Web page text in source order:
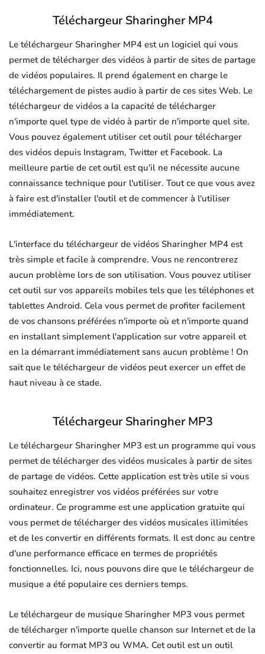
Téléchargeur Sharingher MP4
Le téléchargeur Sharingher MP4 est un logiciel qui vous
permet de télécharger des vidéos à partir de sites de partage
de vidéos populaires. Il prend également en charge le
téléchargement de pistes audio à partir de ces sites Web. Le
téléchargeur de vidéos a la capacité de télécharger
n'importe quel type de vidéo à partir de n'importe quel site.
Vous pouvez également utiliser cet outil pour télécharger
des vidéos depuis Instagram, Twitter et Facebook. La
meilleure partie de cet outil est qu'il ne nécessite aucune
connaissance technique pour l'utiliser. Tout ce que vous avez
à faire est d'installer l'outil et de commencer à l'utiliser
immédiatement.
L'interface du téléchargeur de vidéos Sharingher MP4 est
très simple et facile à comprendre. Vous ne rencontrerez
aucun problème lors de son utilisation. Vous pouvez utiliser
cet outil sur vos appareils mobiles tels que les téléphones et
tablettes Android. Cela vous permet de profiter facilement
de vos chansons préférées n'importe où et n'importe quand
en installant simplement l'application sur votre appareil et
en la démarrant immédiatement sans aucun problème ! On
sait que le téléchargeur de vidéos peut exercer un effet de
haut niveau à ce stade.
Téléchargeur Sharingher MP3
Le téléchargeur Sharingher MP3 est un programme qui vous
permet de télécharger des vidéos musicales à partir de sites
de partage de vidéos. Cette application est très utile si vous
souhaitez enregistrer vos vidéos préférées sur votre
ordinateur. Ce programme est une application gratuite qui
vous permet de télécharger des vidéos musicales illimitées
et de les convertir en différents formats. Il est donc au centre
d'une performance efficace en termes de propriétés
fonctionnelles. Ici, nous pouvons dire que le téléchargeur de
musique a été populaire ces derniers temps.
Le téléchargeur de musique Sharingher MP3 vous permet
de télécharger n'importe quelle chanson sur Internet et de la
convertir au format MP3 ou WMA. Cet outil est un outil